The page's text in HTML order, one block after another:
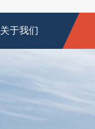
关于我们